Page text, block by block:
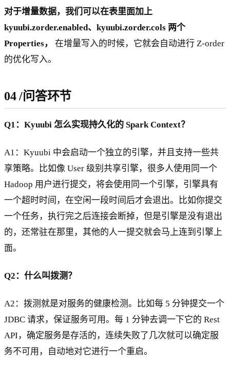
对于增量数据，我们可以在表里面加上
kyuubi.zorder.enabled、kyuubi.zorder.cols 两个
Properties，
在增量写入的时候，它就会自动进行 Z-order
的优化写入。
04/问答环节
Q1：Kyuubi 怎么实现持久化的 Spark Context？
A1：Kyuubi 中会启动一个独立的引擎，并且支持一些共
享策略。比如像 User 级别共享引擎，很多人使用同一个
Hadoop 用户进行提交，将会使用同一个引擎，引擎具有
一个超时时间，在空闲一段时间后才会退出。比如你提交
一个任务，执行完之后连接会断掉，但是引擎是没有退出
的，还常驻在那里，其他的人一提交就会马上连到引擎上
面。
Q2：什么叫拨测？
A2：拨测就是对服务的健康检测。比如每 5 分钟提交一个
JDBC 请求，保证服务可用。每 1 分钟去调一下它的 Rest
API，确定服务是存活的，连续失败了几次就可以确定服
务不可用，自动地对它进行一个重启。